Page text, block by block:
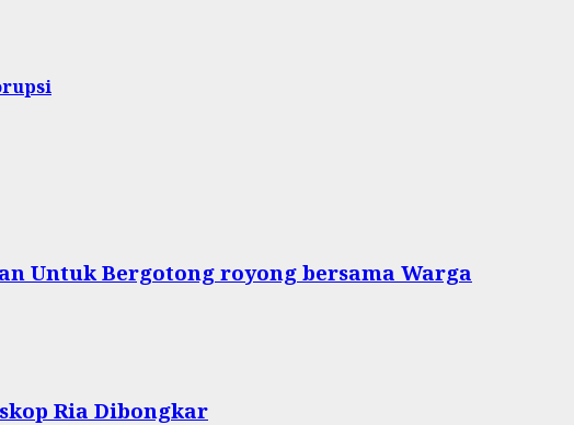
Untuk Bergotong royong bersama Warga
Ria Dibongkar